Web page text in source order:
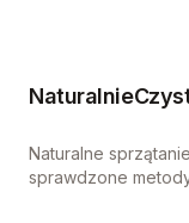
Naturalne
sprawdzone